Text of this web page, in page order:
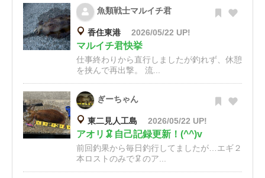
魚類戦士マルイチ君
香住東港 2026/05/22 UP!
マルイチ君快挙
仕事終わりから直行しましたが釣れず、休憩
を挟んで再出撃。 流...
ぎーちゃん
東二見人工島 2026/05/22 UP!
アオリ🦑自己記録更新！(^^)v
前回釣果から毎日釣行してましたが…エギ２
本ロストのみで🦑のア...